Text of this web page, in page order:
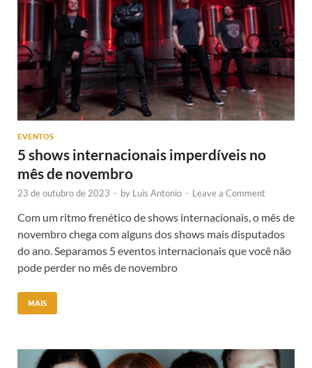
EVENTOS
5 shows internacionais imperdíveis no
mês de novembro
23 de outubro de 2023 - by Luis Antonio - Leave a Comment
Com um ritmo frenético de shows internacionais, o mês de
novembro chega com alguns dos shows mais disputados
do ano. Separamos 5 eventos internacionais que você não
pode perder no mês de novembro
MAIS